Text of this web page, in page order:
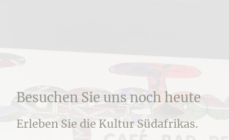
Besuchen Sie uns noch heute
Erleben Sie die Kultur Südafrikas.